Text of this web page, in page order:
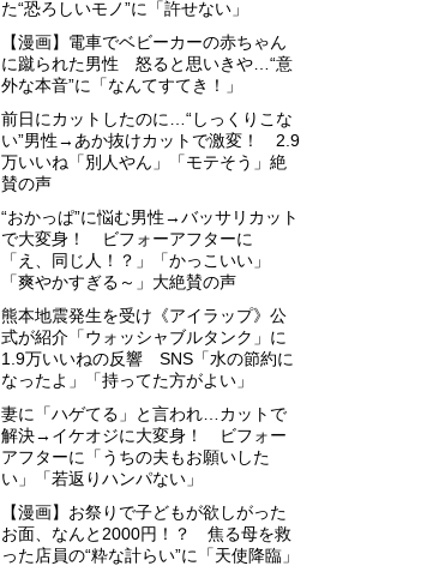
た“恐ろしいモノ”に「許せない」
【漫画】電車でベビーカーの赤ちゃん
に蹴られた男性 怒ると思いきや…“意
外な本音”に「なんてすてき！」
前日にカットしたのに…“しっくりこな
い”男性→あか抜けカットで激変！ 2.9
万いいね「別人やん」「モテそう」絶
賛の声
“おかっぱ”に悩む男性→バッサリカット
で大変身！ ビフォーアフターに
「え、同じ人！？」「かっこいい」
「爽やかすぎる～」大絶賛の声
熊本地震発生を受け《アイラップ》公
式が紹介「ウォッシャブルタンク」に
1.9万いいねの反響 SNS「水の節約に
なったよ」「持ってた方がよい」
妻に「ハゲてる」と言われ…カットで
解決→イケオジに大変身！ ビフォー
アフターに「うちの夫もお願いした
い」「若返りハンパない」
【漫画】お祭りで子どもが欲しがった
お面、なんと2000円！？ 焦る母を救
った店員の“粋な計らい”に「天使降臨」